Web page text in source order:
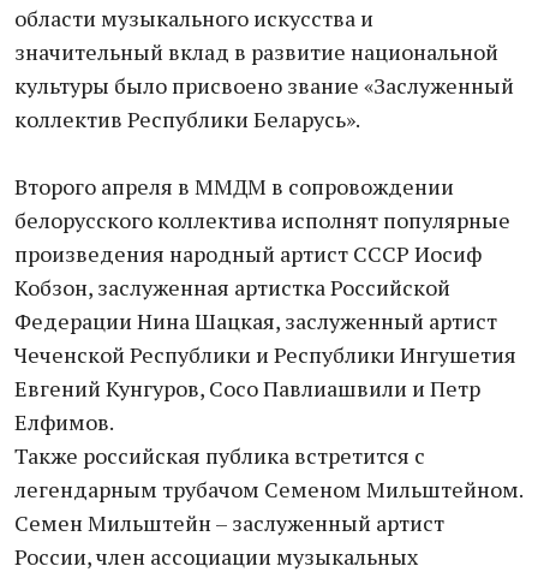
области музыкального искусства и
значительный вклад в развитие национальной
культуры было присвоено звание «Заслуженный
коллектив Республики Беларусь».
Второго апреля в ММДМ в сопровождении
белорусского коллектива исполнят популярные
произведения народный артист СССР Иосиф
Кобзон, заслуженная артистка Российской
Федерации Нина Шацкая, заслуженный артист
Чеченской Республики и Республики Ингушетия
Евгений Кунгуров, Сосо Павлиашвили и Петр
Елфимов.
Также российская публика встретится с
легендарным трубачом Семеном Мильштейном.
Семен Мильштейн – заслуженный артист
России, член ассоциации музыкальных